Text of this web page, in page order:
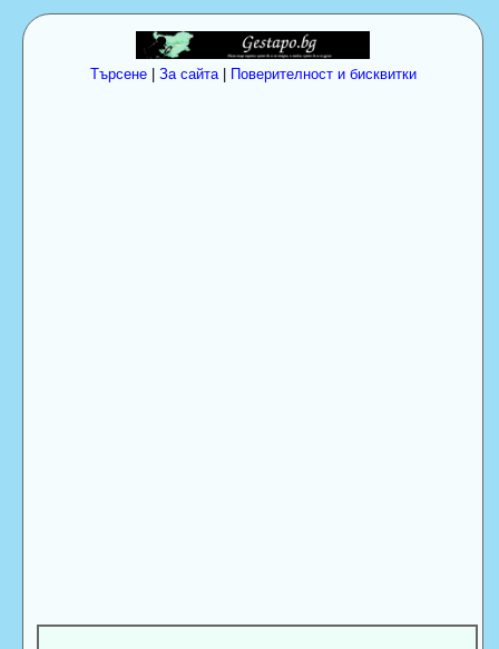
Търсене| За сайта| Поверителност и бисквитки